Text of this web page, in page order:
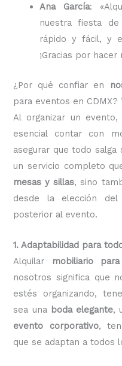
Ana García:
nuestra fiesta
rápido y fácil, y
¡Gracias por
¿Por qué confiar en
para eventos en CDMX?
Al organizar un evento,
esencial contar con
asegurar que todo
un servicio completo
mesas y sillas, sino
desde la elección del
posterior al evento.
1. Adaptabilidad para
Alquilar
mobiliario
nosotros significa que
estés organizando,
sea una boda elegante,
evento corporativo,
que se adaptan a todos